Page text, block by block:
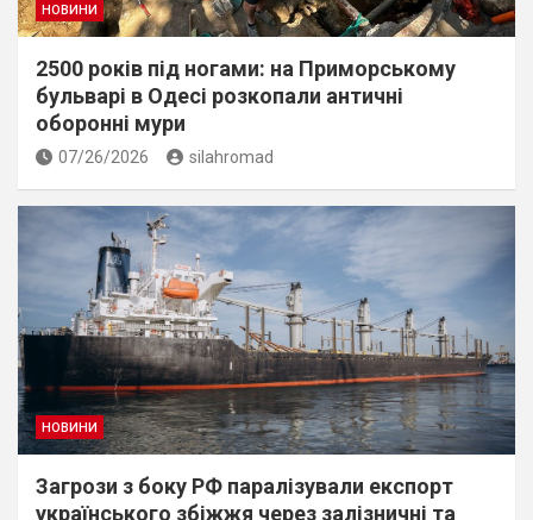
НОВИНИ
2500 років під ногами: на Приморському
бульварі в Одесі розкопали античні
оборонні мури
07/26/2026 silahromad
НОВИНИ
Загрози з боку РФ паралізували експорт
українського збіжжя через залізничні та